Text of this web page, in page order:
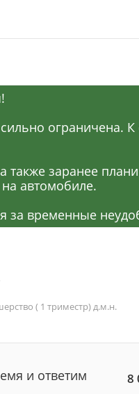
ограничена.
заранее
автомобиле.
за временные
( 1 триместр) д.м.н.
и ответим
8